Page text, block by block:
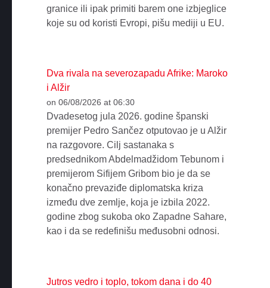
granice ili ipak primiti barem one izbjeglice
koje su od koristi Evropi, pišu mediji u EU.
Dva rivala na severozapadu Afrike: Maroko
i Alžir
on 06/08/2026 at 06:30
Dvadesetog jula 2026. godine španski
premijer Pedro Sančez otputovao je u Alžir
na razgovore. Cilj sastanaka s
predsednikom Abdelmadžidom Tebunom i
premijerom Sifijem Gribom bio je da se
konačno prevaziđe diplomatska kriza
između dve zemlje, koja je izbila 2022.
godine zbog sukoba oko Zapadne Sahare,
kao i da se redefinišu međusobni odnosi.
Jutros vedro i toplo, tokom dana i do 40